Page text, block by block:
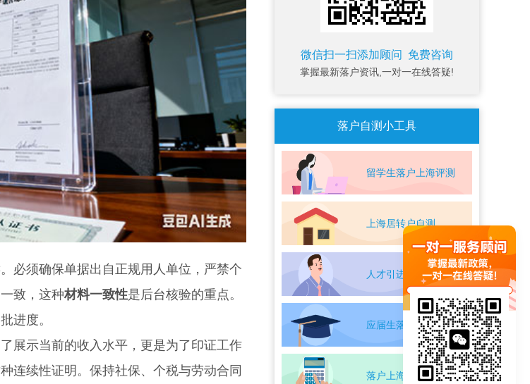
须确保单据出自正规用人单位，严禁个
致，这种材料一致性是后台核验的重点。
进度。
示当前的收入水平，更是为了印证工作
连续性证明。保持社保、个税与劳动合同
微信扫一扫添加顾问 免费咨询
掌握最新落户资讯,一对一在线答疑!
落户自测小工具
留学生落户上海评测
上海居转户自测
人才引进落户评测
应届生落户上海自测
落户上海条件自测